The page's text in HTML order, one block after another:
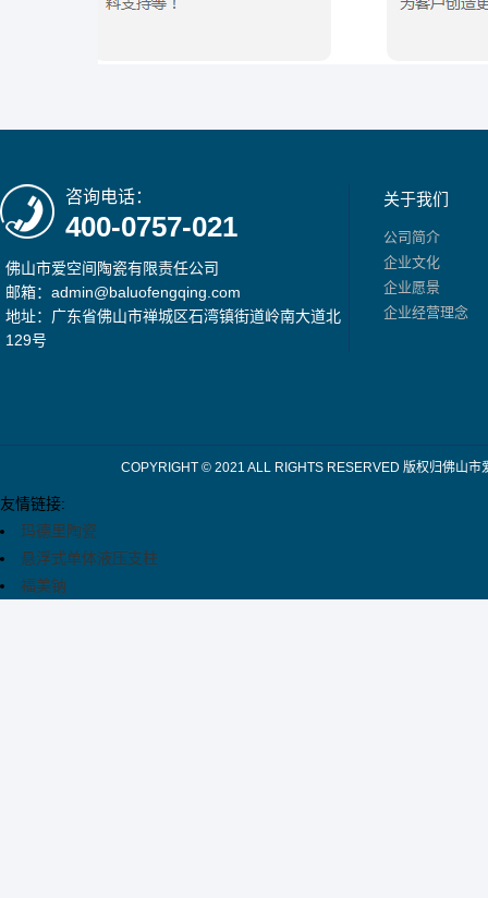
咨询电话：
400-0757-021
佛山市爱空间陶瓷有限责任公司
邮箱：admin@baluofengqing.com
地址：广东省佛山市禅城区石湾镇街道岭南大道北
129号
关于我们
公司简介
企业文化
企业愿景
企业经营理念
COPYRIGHT © 2021 ALL RIGHTS RESERVED 版权归佛山
友情链接:
玛德里陶瓷
悬浮式单体液压支柱
福美钠